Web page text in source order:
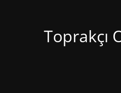
Toprakçı